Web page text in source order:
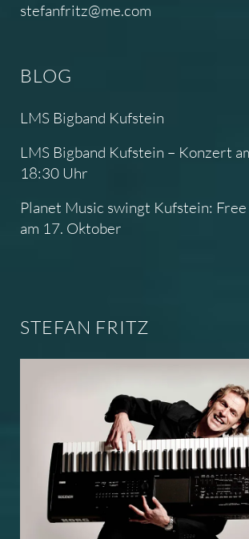
stefanfritz@me.com
BLOG
LMS Bigband Kufstein
LMS Bigband Kufstein – Konzert
18:30 Uhr
Planet Music swingt Kufstein:
am 17. Oktober
STEFAN FRITZ